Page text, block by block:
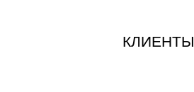
КЛИЕНТЫ